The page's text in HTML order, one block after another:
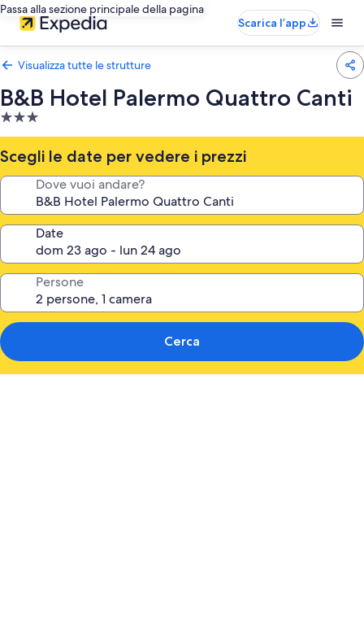
Passa alla sezione principale della pagina
Scarica l’app
Visualizza tutte le strutture
B&B Hotel Palermo Quattro Canti
Struttura
a
3.0
stelle
Scegli le date per vedere i prezzi
Dove vuoi andare?
Date
Persone
Cerca